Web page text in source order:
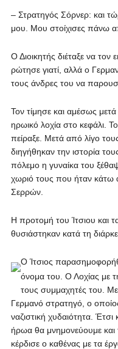
– Στρατηγός Σόρνερ: και
μου. Μου στοίχισες πάνω
Ο Διοικητής διέταξε να τον
ρώτησε γιατί, αλλά ο
τους άνδρες του να
Τον τίμησε και αμέσως
ηρωικό λοχία στο κεφάλι.
πείραξε. Μετά από λίγο
διηγήθηκαν την ιστορία
πόλεμο η γυναίκα του
χωριό τους που ήταν κάτω
Σερρών.
Η προτομή του Ίτσιου και
θυσιάστηκαν κατά τη
Ο Ίτσιος
όνομα του. Ο Λοχίας με
τους συμμαχητές του.
Γερμανό στρατηγό, ο
ναζιστική χυδαιότητα.
ήρωα θα μνημονεύουμε και
κέρδισε ο καθένας με τα